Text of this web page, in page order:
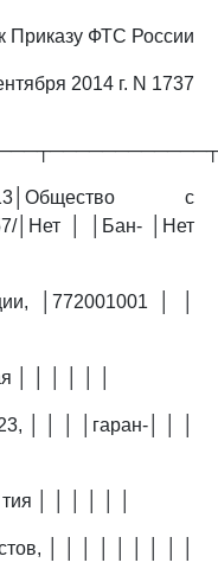
к Приказу ФТС России
2014 г. N 1737
с
│Нет │ │Бан- │Нет
│772001001 │ │
│ │ │ │ │ │
│ │ │ │гаран-│ │ │
│ │ │ │ │ │
│ │ │ │ │ │ │ │ │